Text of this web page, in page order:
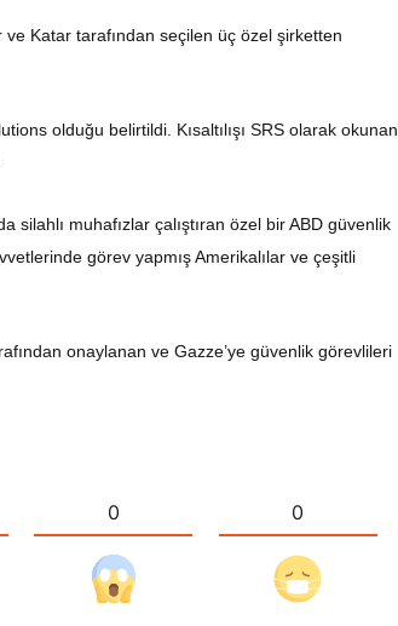
ve Katar tarafından seçilen üç özel şirketten
olduğu belirtildi. Kısaltılışı SRS olarak okunan
muhafızlar çalıştıran özel bir ABD güvenlik
görev yapmış Amerikalılar ve çeşitli
onaylanan ve Gazze’ye güvenlik görevlileri
0 0